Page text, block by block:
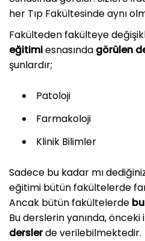
her Tıp Fakültesinde aynı
Fakülteden fakülteye
eğitimiesnasında görülen
şunlardır;
Patoloji
Farmakoloji
Klinik Bilimler
Sadece bu kadar mı
eğitimi bütün fakültelerde
Ancak bütün fakültelerde
Bu derslerin yanında, önceki
derslerde verilebilmektedir.